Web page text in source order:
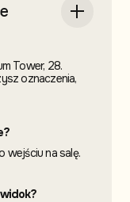
Tower, 28.
oznaczenia,
wejściu na salę.